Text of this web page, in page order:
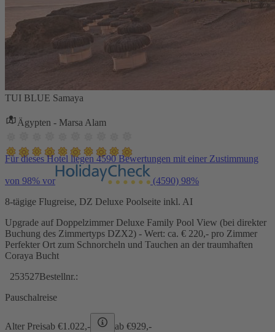
TUI BLUE Samaya
Ägypten - Marsa Alam
Für dieses Hotel liegen 4590 Bewertungen mit einer Zustimmung
von 98% vor (4590) 98%
8-tägige Flugreise, DZ Deluxe Poolseite inkl. AI
Upgrade auf Doppelzimmer Deluxe Family Pool View (bei direkter
Buchung des Zimmertyps DZX2) - Wert: ca. € 220,- pro Zimmer
Perfekter Ort zum Schnorcheln und Tauchen an der traumhaften
Coraya Bucht
253527Bestellnr.:
Pauschalreise
Alter Preisab €1.022,- ab €929,-